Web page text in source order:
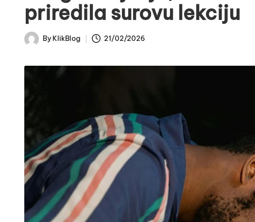
g
priredila surovu lekciju
Posted
By KlikBlog 21/02/2026